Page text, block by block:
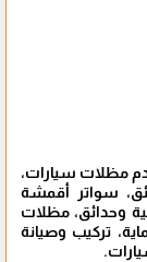
للمظلات والسواتر - 0538402607: نقدم مظلات سيارات،
سواتر أقمشة
وحدائق، مظلات
تركيب وصيانة